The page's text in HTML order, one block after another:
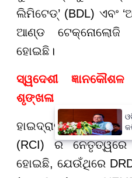
ଲିମିଟେଡ୍’ (BDL) ଏବଂ
ଆଣ୍ଡ ଟେକ୍ନୋଲୋଜି
ହୋଇଛି।
ସ୍ୱଦେଶୀ
ଶୃଙ୍ଖଳା
ହାଇଦ୍ରାବାଦସ୍ଥିତ
(RCI) ର
ହୋଇଛି, ଯେଉଁଥିରେ